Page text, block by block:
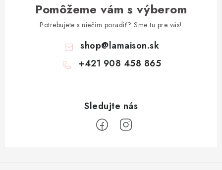
Pomôžeme vám s výberom
Potrebujete s niečím poradiť? Sme tu pre vás!
shop@lamaison.sk
+421 908 458 865